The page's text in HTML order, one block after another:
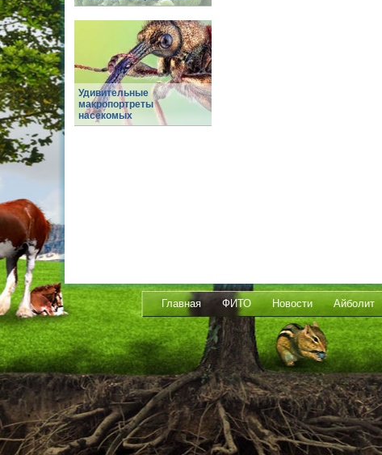
Удивительные
макропортреты
насекомых
Главная ФИТО Новости Айболит